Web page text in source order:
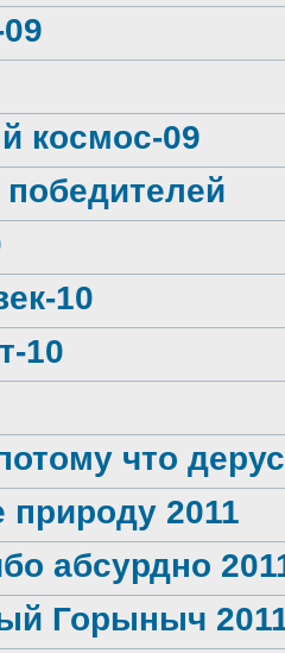
космос-09
10
10
что
природу 2011
абсурдно
Горыныч